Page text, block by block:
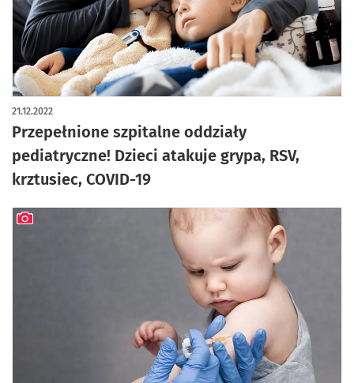
Przepełnione szpitalne oddziały
pediatryczne! Dzieci atakuje grypa, RSV,
krztusiec, COVID-19
21.12.2022